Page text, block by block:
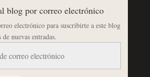
blog por correo electrónico
electrónico para suscribirte a este blog
nuevas entradas.